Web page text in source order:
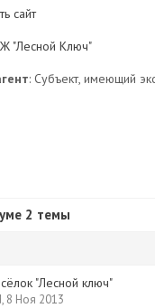
сайт
"Лесной Ключ"
: Субъект, имеющий
2 темы
"Лесной ключ"
, 8 Ноя 2013